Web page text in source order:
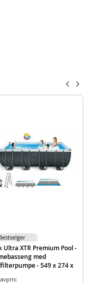
forsikrer deg om at du
Ultra XTR Premium Pool -
med
- 549 x 274 x